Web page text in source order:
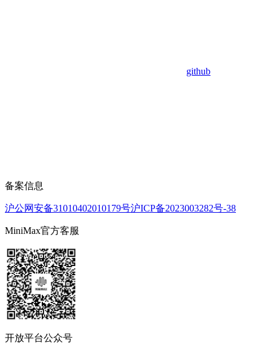
github
备案信息
沪公网安备31010402010179号沪ICP备2023003282号-38
MiniMax官方客服
开放平台公众号